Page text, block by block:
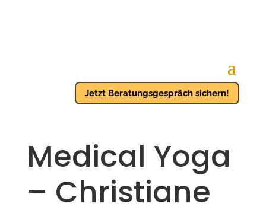
Jetzt Beratungsgespräch sichern!
Medical Yoga
– Christiane